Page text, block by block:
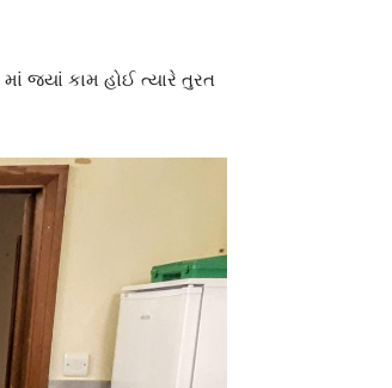
જ્યાં કામ હોઈ ત્યારે તુરત